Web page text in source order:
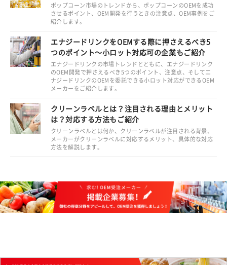
ポップコーン市場のトレンドから、ポップコーンのOEMを成功
させるポイント、OEM開発を行うときの注意点、OEM事例をご
紹介します。
エナジードリンクをOEMする際に押さえるべき5
つのポイント～小ロット対応可の企業もご紹介
エナジードリンクの市場トレンドとともに、エナジードリンク
のOEM開発で押さえるべき5つのポイント、注意点、そしてエ
ナジードリンクのOEMを委託できる小ロット対応ができるOEM
メーカーをご紹介します。
クリーンラベルとは？注目される理由とメリット
は？対応する方法もご紹介
クリーンラベルとは何か、クリーンラベルが注目される背景、
メーカーがクリーンラベルに対応するメリット、具体的な対応
方法を解説します。